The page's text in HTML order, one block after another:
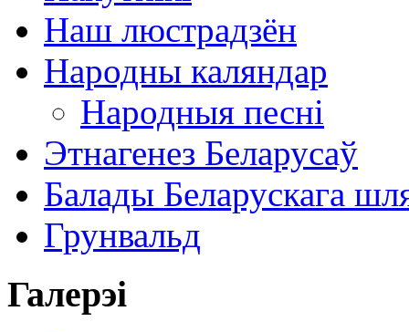
Наш люстрадзён
Народны каляндар
Народныя песні
Этнагенез Беларусаў
Балады Беларускага
Грунвальд
Галерэі